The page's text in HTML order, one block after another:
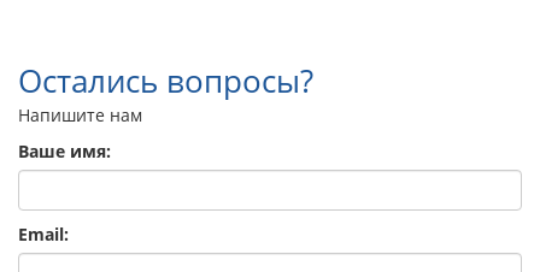
Остались вопросы?
Напишите нам
Ваше имя:
Email: